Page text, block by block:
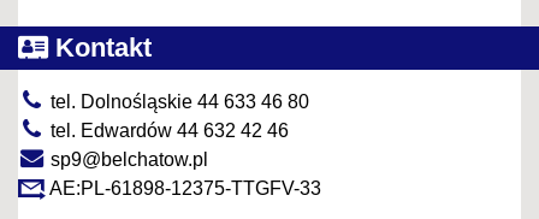
Kontakt
tel. Dolnośląskie 44 633 46 80
tel. Edwardów 44 632 42 46
sp9@belchatow.pl
AE:PL-61898-12375-TTGFV-33